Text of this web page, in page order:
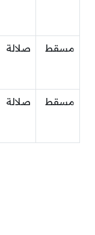
مسقط صلالة
مسقط صلالة